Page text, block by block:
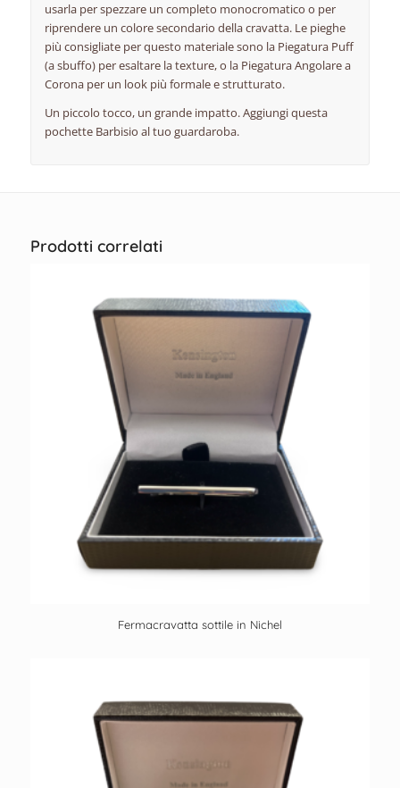
usarla per spezzare un completo monocromatico o per
riprendere un colore secondario della cravatta. Le pieghe
più consigliate per questo materiale sono la Piegatura Puff
(a sbuffo) per esaltare la texture, o la Piegatura Angolare a
Corona per un look più formale e strutturato.
Un piccolo tocco, un grande impatto. Aggiungi questa
pochette Barbisio al tuo guardaroba.
Prodotti correlati
Fermacravatta sottile in Nichel